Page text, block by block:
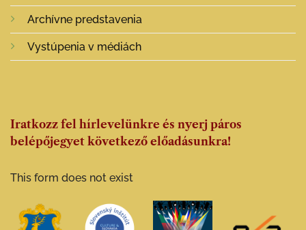
Archívne predstavenia
Vystúpenia v médiách
Iratkozz fel hírlevelünkre és nyerj páros
belépőjegyet következő előadásunkra!
This form does not exist